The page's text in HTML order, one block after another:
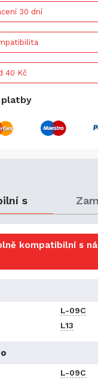
30 dní
40 Kč
platby
s
kompatibilní s
L-09C
L13
L-09C